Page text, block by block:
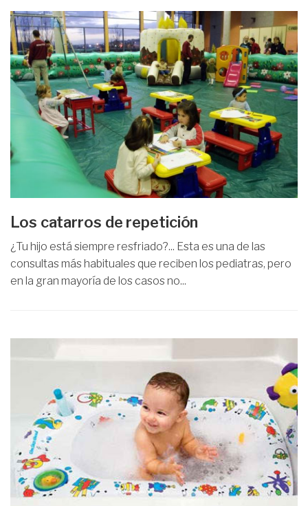
Los catarros de repetición
¿Tu hijo está siempre resfriado?... Esta es una de las
consultas más habituales que reciben los pediatras, pero
en la gran mayoría de los casos no...